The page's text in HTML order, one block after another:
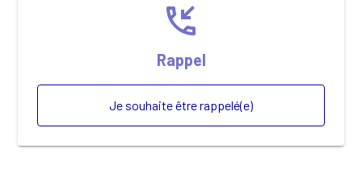
phone_callback
Rappel
Je souhaite être rappelé(e)